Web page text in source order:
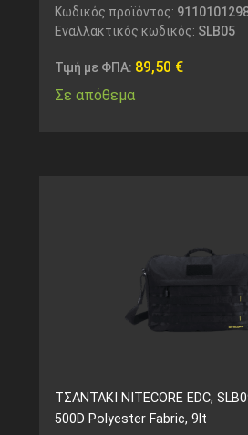
Κωδικός προϊόντος:
Εναλλακτικός κωδικός: SLB05
Τιμή με ΦΠΑ: 89,50 €
Σε απόθεμα
ΤΣΑΝΤΑΚΙ NITECORE EDC,
500D Polyester Fabric, 9lt